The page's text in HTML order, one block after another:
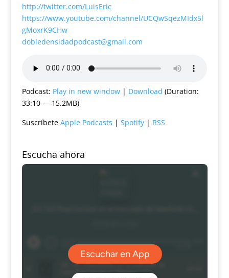
http://twitter.com/LuisEric
https://www.youtube.com/channel/UCQwSqezMIdx5l
gMoxrK9CHw
dobledensidadpodcast@gmail.com
Podcast: Play in new window| Download (Duration:
33:10 — 15.2MB)
Suscríbete Apple Podcasts | Spotify| RSS
Escucha ahora